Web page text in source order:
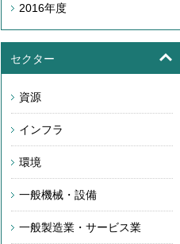
2016年度
セクター
資源
インフラ
環境
一般機械・設備
一般製造業・サービス業